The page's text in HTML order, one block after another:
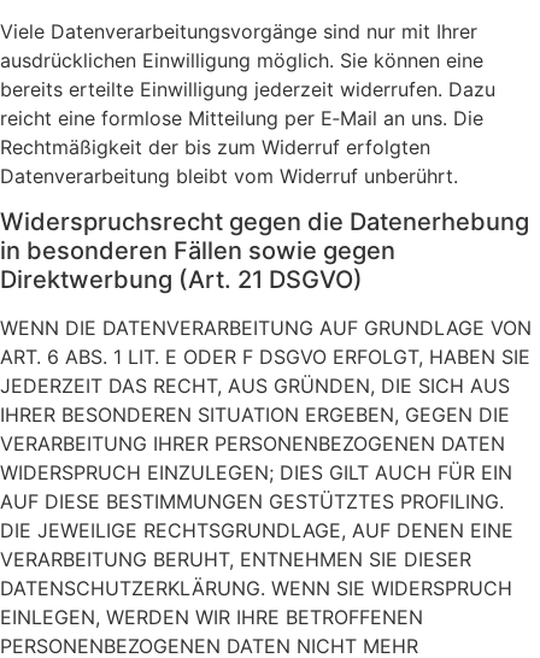
Viele Datenverarbeitungsvorgänge sind nur mit Ihrer
ausdrücklichen Einwilligung möglich. Sie können eine
bereits erteilte Einwilligung jederzeit widerrufen. Dazu
reicht eine formlose Mitteilung per E‑Mail an uns. Die
Rechtmäßigkeit der bis zum Widerruf erfolgten
Datenverarbeitung bleibt vom Widerruf unberührt.
Widerspruchsrecht gegen die Datenerhebung
in besonderen Fällen sowie gegen
Direktwerbung (Art. 21 DSGVO)
WENN DIE DATENVERARBEITUNG AUF GRUNDLAGE VON
ART. 6 ABS. 1 LIT. E ODER F DSGVO ERFOLGT, HABEN SIE
JEDERZEIT DAS RECHT, AUS GRÜNDEN, DIE SICH AUS
IHRER BESONDEREN SITUATION ERGEBEN, GEGEN DIE
VERARBEITUNG IHRER PERSONENBEZOGENEN DATEN
WIDERSPRUCH EINZULEGEN; DIES GILT AUCH FÜR EIN
AUF DIESE BESTIMMUNGEN GESTÜTZTES PROFILING.
DIE JEWEILIGE RECHTSGRUNDLAGE, AUF DENEN EINE
VERARBEITUNG BERUHT, ENTNEHMEN SIE DIESER
DATENSCHUTZERKLÄRUNG. WENN SIE WIDERSPRUCH
EINLEGEN, WERDEN WIR IHRE BETROFFENEN
PERSONENBEZOGENEN DATEN NICHT MEHR